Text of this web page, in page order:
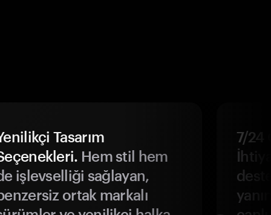
Tasarım
Hem stil hem
işlevselliği sağlayan,
ortak markalı
7/24